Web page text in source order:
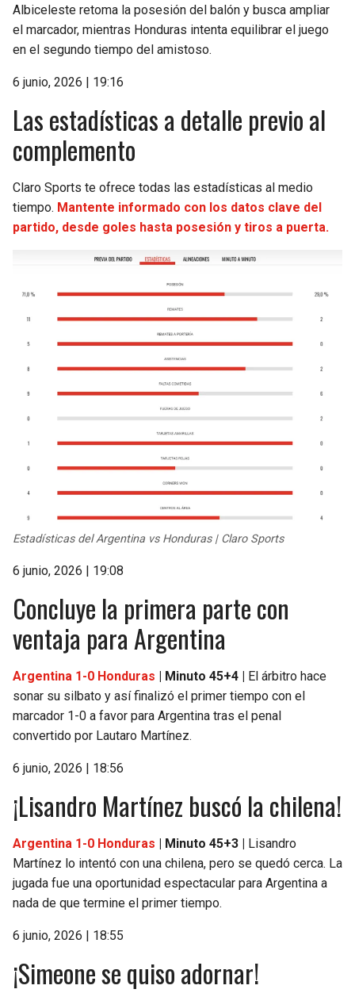
Albiceleste retoma la posesión del balón y busca ampliar
el marcador, mientras Honduras intenta equilibrar el juego
en el segundo tiempo del amistoso.
6 junio, 2026 | 19:16
Las estadísticas a detalle previo al
complemento
Claro Sports te ofrece todas las estadísticas al medio
tiempo. Mantente informado con los datos clave del
partido, desde goles hasta posesión y tiros a puerta.
Estadísticas del Argentina vs Honduras | Claro Sports
6 junio, 2026 | 19:08
Concluye la primera parte con
ventaja para Argentina
Argentina 1-0 Honduras | Minuto 45+4 |
El árbitro hace
sonar su silbato y así finalizó el primer tiempo con el
marcador 1-0 a favor para Argentina tras el penal
convertido por Lautaro Martínez.
6 junio, 2026 | 18:56
¡Lisandro Martínez buscó la chilena!
Argentina 1-0 Honduras | Minuto 45+3 |
Lisandro
Martínez lo intentó con una chilena, pero se quedó cerca. La
jugada fue una oportunidad espectacular para Argentina a
nada de que termine el primer tiempo.
6 junio, 2026 | 18:55
¡Simeone se quiso adornar!